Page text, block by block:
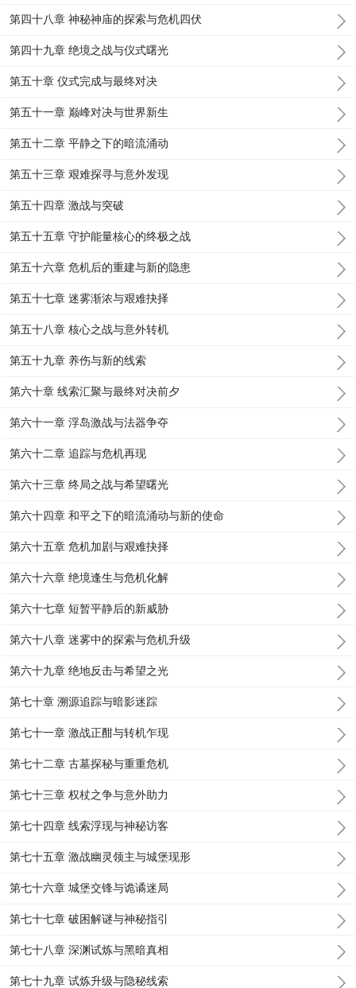
第四十八章 神秘神庙的探索与危机四伏
第四十九章 绝境之战与仪式曙光
第五十章 仪式完成与最终对决
第五十一章 巅峰对决与世界新生
第五十二章 平静之下的暗流涌动
第五十三章 艰难探寻与意外发现
第五十四章 激战与突破
第五十五章 守护能量核心的终极之战
第五十六章 危机后的重建与新的隐患
第五十七章 迷雾渐浓与艰难抉择
第五十八章 核心之战与意外转机
第五十九章 养伤与新的线索
第六十章 线索汇聚与最终对决前夕
第六十一章 浮岛激战与法器争夺
第六十二章 追踪与危机再现
第六十三章 终局之战与希望曙光
第六十四章 和平之下的暗流涌动与新的使命
第六十五章 危机加剧与艰难抉择
第六十六章 绝境逢生与危机化解
第六十七章 短暂平静后的新威胁
第六十八章 迷雾中的探索与危机升级
第六十九章 绝地反击与希望之光
第七十章 溯源追踪与暗影迷踪
第七十一章 激战正酣与转机乍现
第七十二章 古墓探秘与重重危机
第七十三章 权杖之争与意外助力
第七十四章 线索浮现与神秘访客
第七十五章 激战幽灵领主与城堡现形
第七十六章 城堡交锋与诡谲迷局
第七十七章 破困解谜与神秘指引
第七十八章 深渊试炼与黑暗真相
第七十九章 试炼升级与隐秘线索